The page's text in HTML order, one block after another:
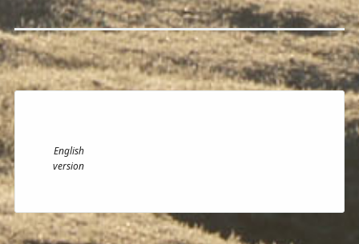
English
version